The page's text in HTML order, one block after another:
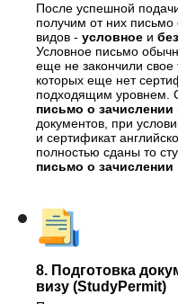
После успешной
получим от них письмо
видов - условное и
Условное письмо
еще не закончили
которых еще нет
подходящим уровнем.
письмо о зачислении
документов, при
и сертификат
полностью сданы то
письмо о зачислении
8. Подготовка
визу (StudyPermit)